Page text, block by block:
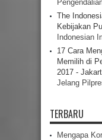
The
Kebijakan
Indonesian
17 Cara
Memilih di
2017 -
Jelang
TERBARU
Mengapa